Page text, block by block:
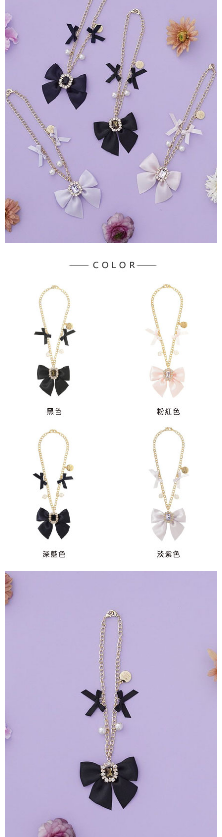
2.透過簡訊連結打開帳單後，可選擇「超商條碼／台灣大直營門市／銀行轉
帳／街口支付／iPASS MONEY」等通路繳費。
【注意事項】
1.本服務係由「台灣大哥大股份有限公司」（以下簡稱本公司）所提供，讓
用戶於交易時，得透過本服務購買商品或服務，並由商店將買賣／分期付款
買賣價金債權讓與本公司後，依約使用本公司帳單繳交帳款。
2.基於同意付款使用「大哥付你分期」之契約關係目的，商店將以您的個人
資料（包含姓名、電話或地址）提供予台灣大哥大進項蒐集、處理及利用，
由本公司與您本人進行分期帳單所需資料之確認、核對及更正。
3.完整用戶服務條款，請詳閱以下連結：https://oppay.tw/userRule
１．於結帳方式選擇「AFTEE先享後付」後，將跳轉至「AFTEE先享後付」
結帳頁面，進行簡訊認證並確認金額後，即可完成結帳。
２．訂單成立數日內，您將收到繳費通知簡訊。
３．收到繳費通知簡訊後14天內，點擊此簡訊中的連結，可透過四大超商／
ATM／網路銀行／等多元方式進行付款，方視為交易完成。
※ 請注意：結帳手續完成當下不需立刻繳費，但若您需要取消訂單，請聯絡
購買商品的店家。未經商家同意取消之訂單仍視為有效，需透過AFTEE先享
後付繳納相關費用。
※ 交易是否成功請以「AFTEE先享後付 」之結帳頁面顯示為準，若有關於
是否繳費成功／繳費後需取消欲退款等相關疑問，請聯繫「AFTEE先享後付
客戶支援中心」
https://netprotections.freshdesk.com/support/home
【注意事項】
１．透過由恩沛科技股份有限公司提供之「AFTEE先享後付」服務完成之交
易，需依本服務之必要範圍內提供個人資料，並將交易相關給付款項請求債
權轉讓予恩沛科技股份有限公司。
２．關於個人資料處理事宜，請瀏覽以下網址：
https://aftee.tw/terms/#terms3
３．未成年的使用者請事先徵得法定代理人或監護人之同意方可使用
「AFTEE先享後付」，若未經同意申辦者引起之損失，本公司不負相關責
４．使用「AFTEE先享後付」時，將依據個別帳號之用戶狀況，依本公司即
時審查核予不同之上限額度；若仍有額度不足之情形，本公司將視審查結果
請求用戶進行身份認證。
５．嚴禁一人註冊多個帳號或使用他人資訊註冊。若發現惡意使用之情形，
恩沛科技股份有限公司將有權停止該用戶之使用額度並採取法律行動。
每筆NT$60，滿NT$1,500(含以上)免運費
萊爾富取貨付款
每筆NT$60，滿NT$1,500(含以上)免運費
萊爾富純取貨
每筆NT$60，滿NT$1,500(含以上)免運費
7-11取貨付款
每筆NT$60，滿NT$1,500(含以上)免運費
7-11純取貨
每筆NT$60，滿NT$1,500(含以上)免運費
每筆NT$90，滿NT$1,500(含以上)免運費